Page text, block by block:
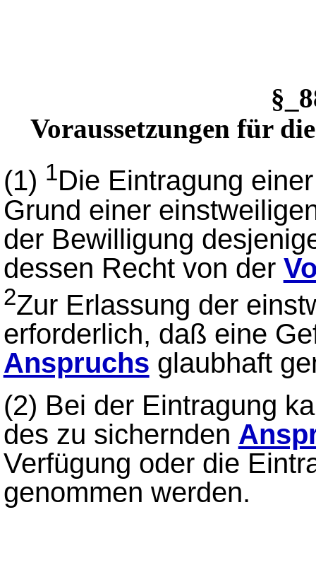
Voraussetzungen für
(1) 1Die Eintragung
Grund einer
der Bewilligung
dessen Recht von der
2Zur Erlassung der
erforderlich, daß eine
Anspruchs glaubhaft
(2) Bei der Eintragung
des zu sichernden
Verfügung oder die
genommen werden.